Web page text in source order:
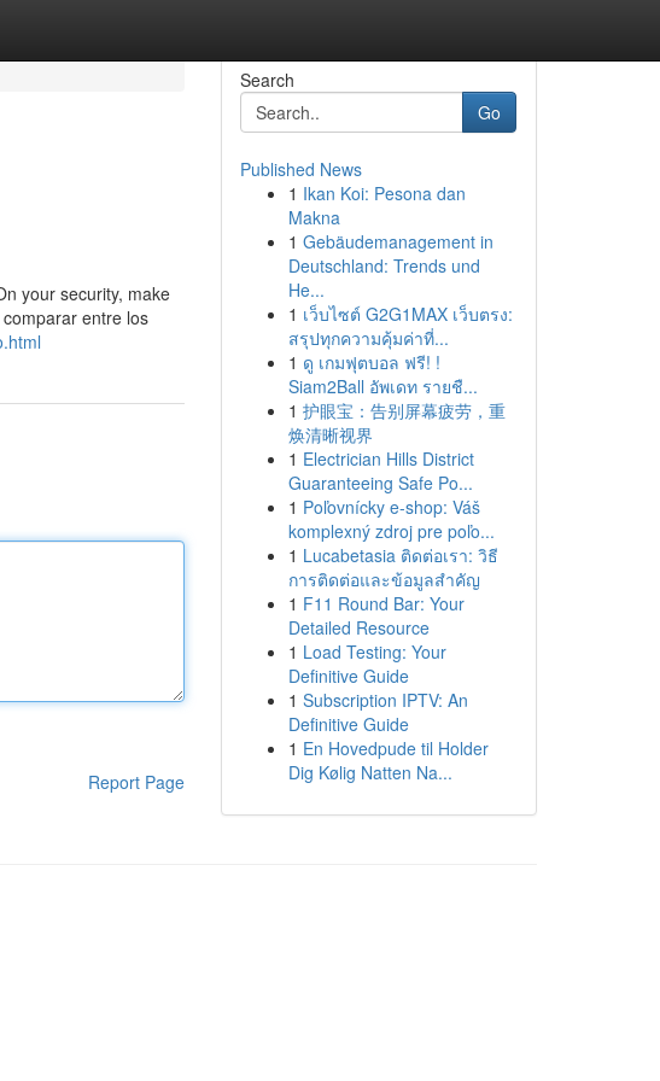
your security, make
entre los
Report Page
Search
Go
Published News
1 Ikan Koi: Pesona dan
Makna
1 Gebäudemanagement in
Deutschland: Trends und
He...
1 เว็บไซต์ G2G1MAX เว็บตรง:
สรุปทุกความคุ้มค่าที่...
1 ดู เกมฟุตบอล ฟรี! !
Siam2Ball อัพเดท รายชื...
1 护眼宝：告别屏幕疲劳，重
焕清晰视界
1 Electrician Hills District
Guaranteeing Safe Po...
1 Poľovnícky e-shop: Váš
komplexný zdroj pre poľo...
1 Lucabetasia ติดต่อเรา: วิธี
การติดต่อและข้อมูลสำคัญ
1 F11 Round Bar: Your
Detailed Resource
1 Load Testing: Your
Definitive Guide
1 Subscription IPTV: An
Definitive Guide
1 En Hovedpude til Holder
Dig Kølig Natten Na...